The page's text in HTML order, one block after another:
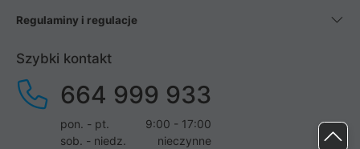
Regulaminy i regulacje
Szybki kontakt
664 999 933
pon. - pt.
9:00 - 17:00
sob. - niedz.
nieczynne